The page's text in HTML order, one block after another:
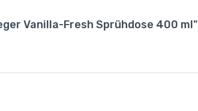
Vanilla-Fresh Sprühdose 400 ml"